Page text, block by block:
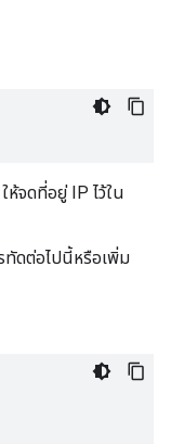
ห้จดที่อยู่ IP ไว้ใน
ทัดต่อไปนี้หรือเพิ่ม